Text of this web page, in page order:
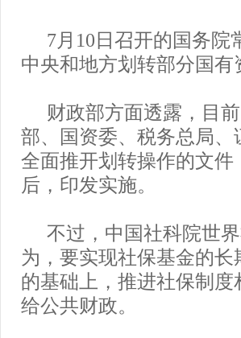
7月10日召开的国务院
中央和地方划转部分国
财政部方面透露，目
部、国资委、税务总局
全面推开划转操作的文
后，印发实施。
不过，中国社科院世
为，要实现社保基金的
的基础上，推进社保制
给公共财政。